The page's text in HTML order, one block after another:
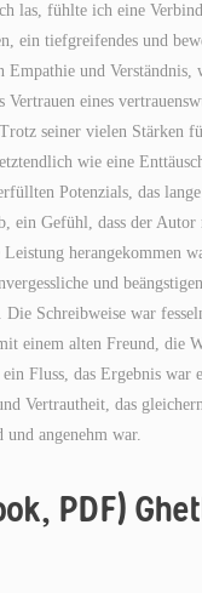
las, fühlte ich eine
ein tiefgreifendes und
Empathie und Verständnis,
Vertrauen eines
seiner vielen Stärken
wie eine
Potenzials, das
ein Gefühl, dass der Autor
herangekommen
und
Die Schreibweise war
einem alten Freund, die
Fluss, das Ergebnis war
Vertrautheit, das
und angenehm war.
PDF)